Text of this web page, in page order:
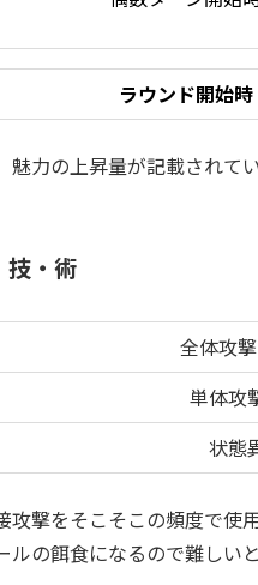
偶数ターン開始時
ラウンド開始時